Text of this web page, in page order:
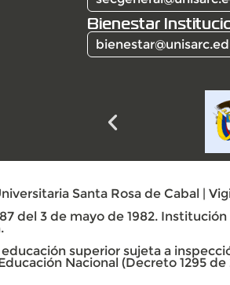
Bienestar
Santa Rosa de Cabal |
del 3 de mayo de 1982.
superior sujeta a
Nacional (Decreto 1295 de